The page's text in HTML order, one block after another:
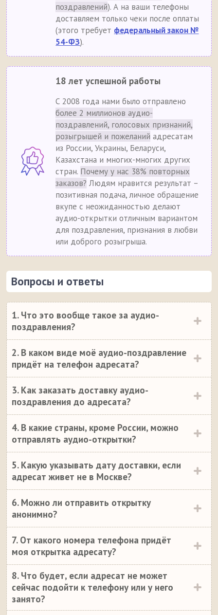
поздравлений). А на ваши телефоны
доставляем только чеки после оплаты
(этого требует федеральный закон №
54-ФЗ).
18 лет успешной работы
С 2008 года нами было отправлено
более 2 миллионов аудио-
поздравлений, голосовых признаний,
розыгрышей и пожеланий адресатам
из России, Украины, Беларуси,
Казахстана и многих-многих других
стран. Почему у нас 38% повторных
заказов? Людям нравится результат –
позитивная подача, личное обращение
вкупе с неожиданностью делают
аудио-открытки отличным вариантом
для поздравления, признания в любви
или доброго розыгрыша.
Вопросы и ответы
1. Что это вообще такое за аудио-
поздравления?
2. В каком виде моё аудио-поздравление
придёт на телефон адресата?
3. Как заказать доставку аудио-
поздравления до адресата?
4. В какие страны, кроме России, можно
отправлять аудио-открытки?
5. Какую указывать дату доставки, если
адресат живет не в Москве?
6. Можно ли отправить открытку
анонимно?
7. От какого номера телефона придёт
моя открытка адресату?
8. Что будет, если адресат не может
сейчас подойти к телефону или у него
занято?